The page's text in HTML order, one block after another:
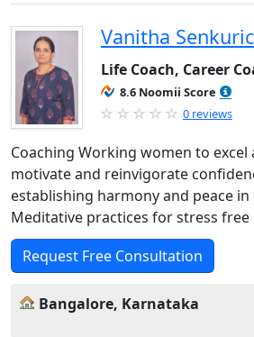
Vanitha
Life Coach, Career
8.6 Noomii Score
0 reviews
Coaching Working women to
motivate and reinvigorate
establishing harmony and peace
Meditative practices for stress free
Request Free Consultation
Bangalore, Karnataka